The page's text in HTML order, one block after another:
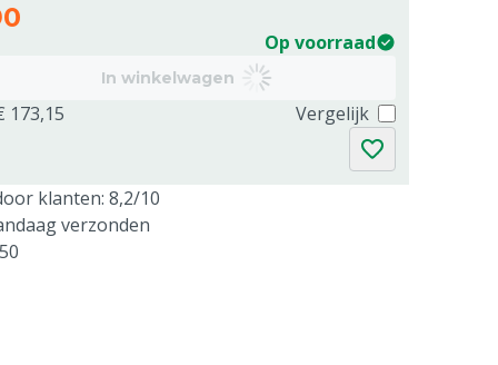
Op voorraad
In winkelwagen
173,15 Vergelijk
klanten: 8,2/10
verzonden